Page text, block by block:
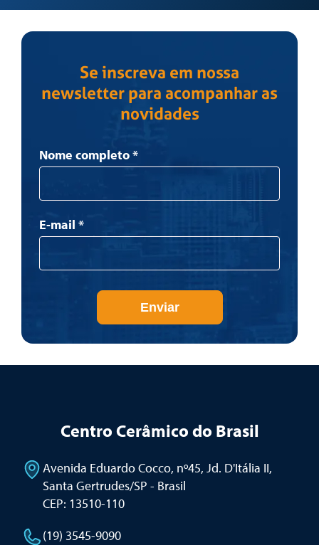
Se inscreva em nossa
newsletter para acompanhar as
novidades
Newsletter
Nome completo*
E-mail *
Enviar
Centro Cerâmico do Brasil
Avenida Eduardo Cocco, nº45, Jd. D'Itália II,
Santa Gertrudes/SP - Brasil
CEP: 13510-110
(19) 3545-9090